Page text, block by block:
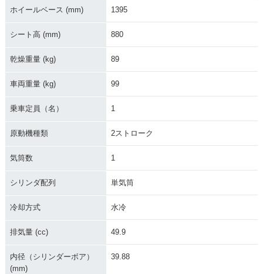
ホイールベース (mm) 1395
シート高 (mm) 880
乾燥重量 (kg) 89
車両重量 (kg) 99
乗車定員（名） 1
原動機種類 2ストローク
気筒数 1
シリンダ配列 単気筒
冷却方式 水冷
排気量 (cc) 49.9
内径（シリンダーボア）
(mm)
39.88